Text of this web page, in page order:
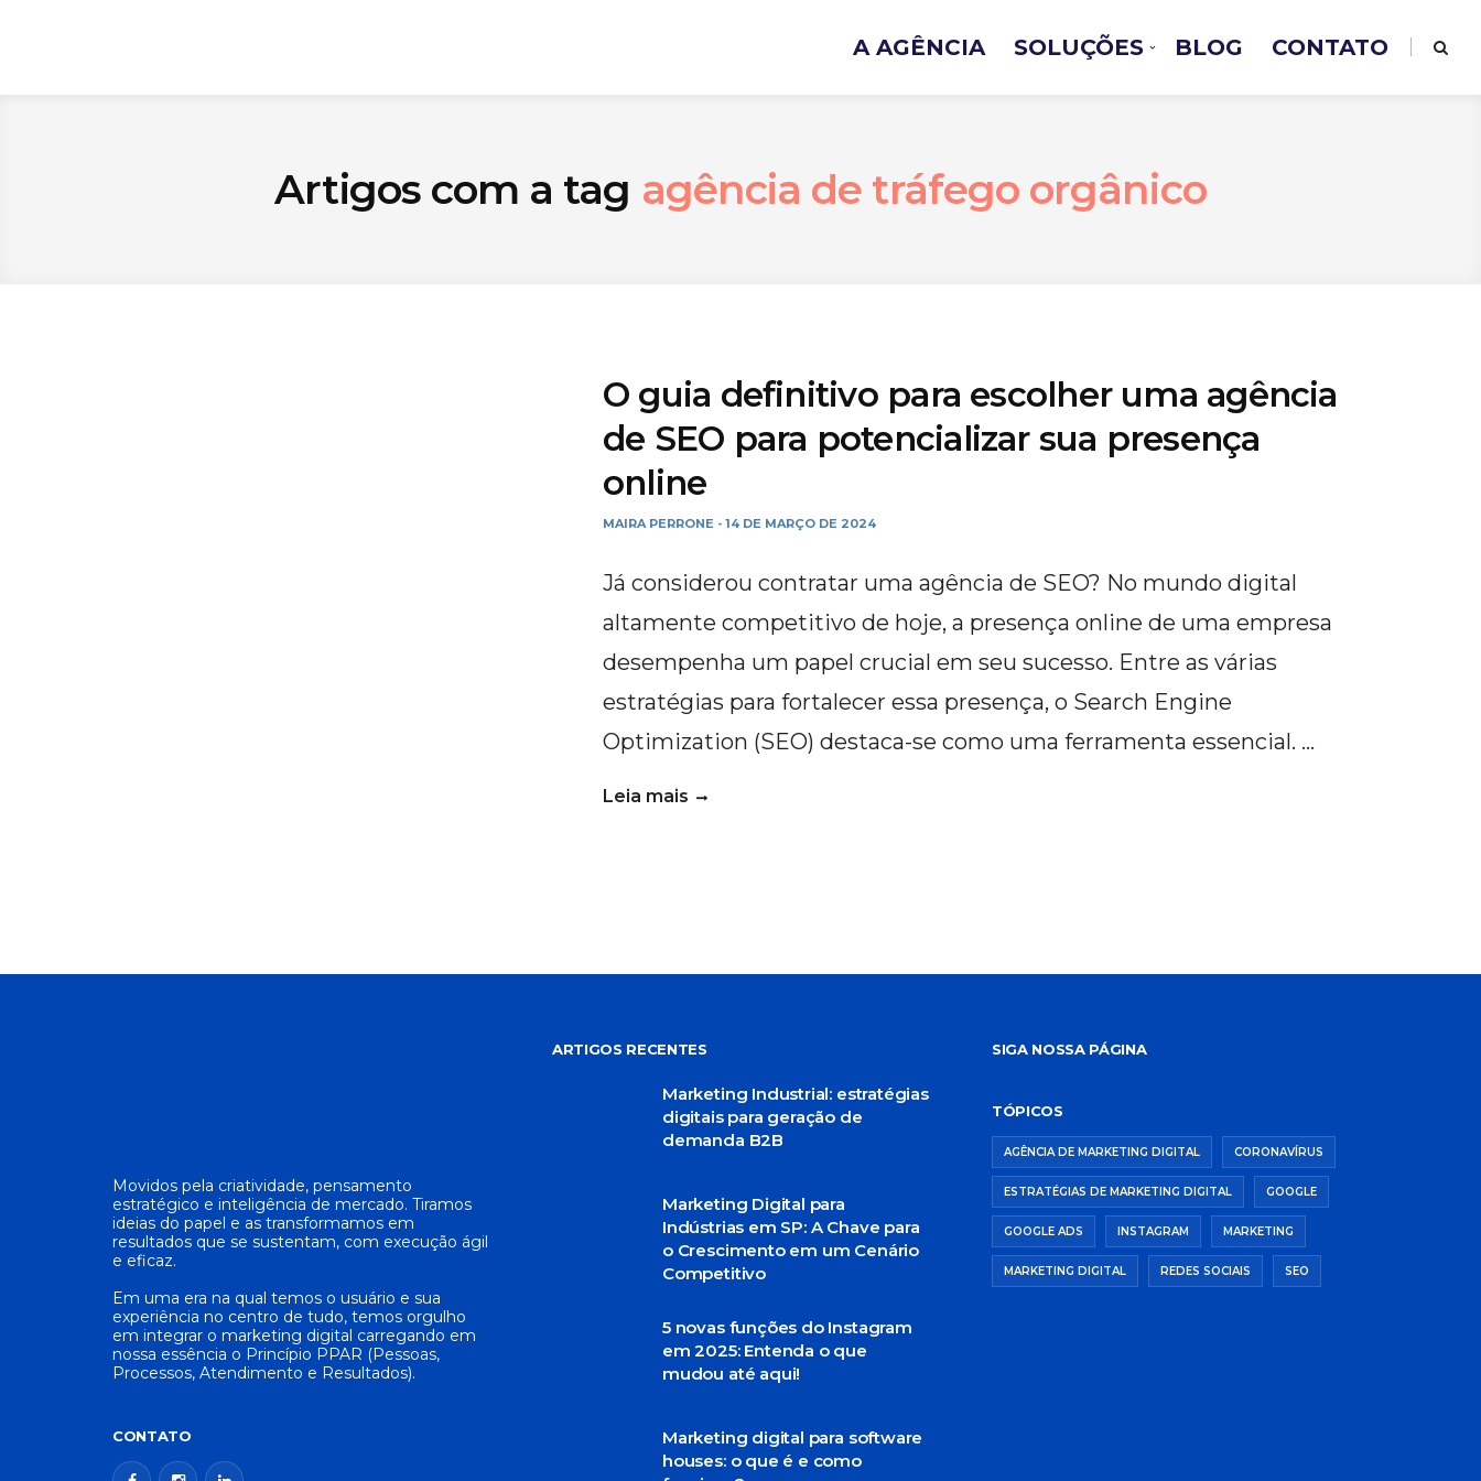
A AGÊNCIA SOLUÇÕES BLOG CONTATO
Artigos com a tag agência de tráfego orgânico
O guia definitivo para escolher uma agência
de SEO para potencializar sua presença
online
MAIRA PERRONE - 14 DE MARÇO DE 2024
Já considerou contratar uma agência de SEO? No mundo digital
altamente competitivo de hoje, a presença online de uma empresa
desempenha um papel crucial em seu sucesso. Entre as várias
estratégias para fortalecer essa presença, o Search Engine
Optimization (SEO) destaca-se como uma ferramenta essencial. …
Leia mais
Movidos pela criatividade, pensamento
estratégico e inteligência de mercado. Tiramos
ideias do papel e as transformamos em
resultados que se sustentam, com execução ágil
e eficaz.
Em uma era na qual temos o usuário e sua
experiência no centro de tudo, temos orgulho
em integrar o marketing digital carregando em
nossa essência o Princípio PPAR (Pessoas,
Processos, Atendimento e Resultados).
CONTATO
ARTIGOS RECENTES
Marketing Industrial: estratégias
digitais para geração de
demanda B2B
Marketing Digital para
Indústrias em SP: A Chave para
o Crescimento em um Cenário
Competitivo
5 novas funções do Instagram
em 2025: Entenda o que
mudou até aqui!
Marketing digital para software
houses: o que é e como
SIGA NOSSA PÁGINA
TÓPICOS
AGÊNCIA DE MARKETING DIGITAL CORONAVÍRUS
ESTRATÉGIAS DE MARKETING DIGITAL GOOGLE
GOOGLE ADS INSTAGRAM MARKETING
MARKETING DIGITAL REDES SOCIAIS SEO